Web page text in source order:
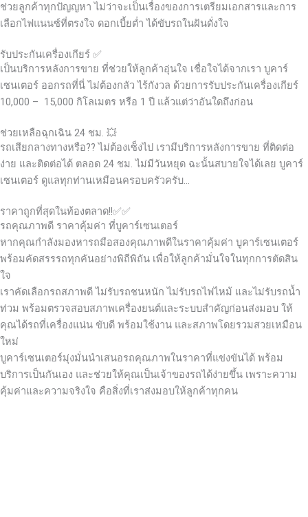
ช่วยลูกค้าทุกปัญญหา ไม่ว่าจะเป็นเรื่องของการเตรียมเอกสารและการ
เลือกไฟแนนซ์ที่ตรงใจ ดอกเบี้ยต่ำ ได้ขับรถในฝันดั่งใจ
รับประกันเครื่องเกียร์ ✅
เป็นบริการหลังการขาย ที่ช่วยให้ลูกค้าอุ่นใจ เชื่อใจได้จากเรา บูคาร์
เซนเตอร์ ออกรถที่นี่ ไม่ต้องกลัว ไร้กังวล ด้วยการรับประกันเครื่องเกียร์
10,000 – 15,000 กิโลเมตร หรือ 1 ปี แล้วแต่ว่าอันใดถึงก่อน
ช่วยเหลือฉุกเฉิน 24 ชม. 💥
รถเสียกลางทางหรือ?? ไม่ต้องเซ็งไป เรามีบริการหลังการขาย ที่ติดต่อ
ง่าย และติดต่อได้ ตลอด 24 ชม. ไม่มีวันหยุด ฉะนั้นสบายใจได้เลย บูคาร์
เซนเตอร์ ดูแลทุกท่านเหมือนครอบครัวครับ…
ราคาถูกที่สุดในท้องตลาด!!✅✅
รถคุณภาพดี ราคาคุ้มค่า ที่บูคาร์เซนเตอร์
หากคุณกำลังมองหารถมือสองคุณภาพดีในราคาคุ้มค่า บูคาร์เซนเตอร์
พร้อมคัดสรรรถทุกคันอย่างพิถีพิถัน เพื่อให้ลูกค้ามั่นใจในทุกการตัดสิน
ใจ
เราคัดเลือกรถสภาพดี ไม่รับรถชนหนัก ไม่รับรถไฟไหม้ และไม่รับรถน้ำ
ท่วม พร้อมตรวจสอบสภาพเครื่องยนต์และระบบสำคัญก่อนส่งมอบ ให้
คุณได้รถที่เครื่องแน่น ขับดี พร้อมใช้งาน และสภาพโดยรวมสวยเหมือน
ใหม่
บูคาร์เซนเตอร์มุ่งมั่นนำเสนอรถคุณภาพในราคาที่แข่งขันได้ พร้อม
บริการเป็นกันเอง และช่วยให้คุณเป็นเจ้าของรถได้ง่ายขึ้น เพราะความ
คุ้มค่าและความจริงใจ คือสิ่งที่เราส่งมอบให้ลูกค้าทุกคน